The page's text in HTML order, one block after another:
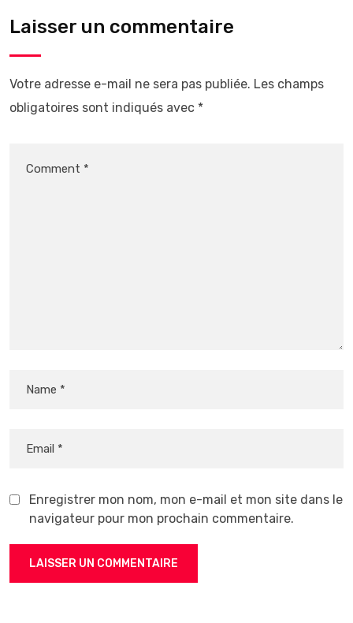
Laisser un commentaire
Votre adresse e-mail ne sera pas publiée. Les champs
obligatoires sont indiqués avec *
Enregistrer mon nom, mon e-mail et mon site dans le
navigateur pour mon prochain commentaire.